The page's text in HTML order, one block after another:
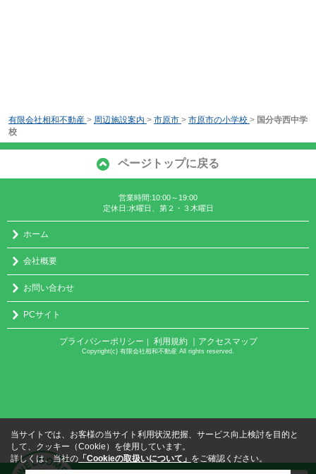
有限会社相和不動産 > 周辺施設案内 > 市原市 > 市原市の小学校 > 国分寺西中学
校
ページトップに戻る
営業時間:10:00～19:00
定休日:水曜日、第２・３木曜日
ホーム
会社概要
お問い合わせ
PCサイト
プライバシーポリシー ｜ 利用規約 ｜アクセスマップ
Copyright(c) 有限会社相和不動産 All rights reserved.
当サイトでは、お客様の当サイト利用状況把握、サービス向上検討を目的と
して、クッキー（Cookie）を使用しています。
詳しくは、当社の 「Cookieの取扱いについて」 をご確認ください。